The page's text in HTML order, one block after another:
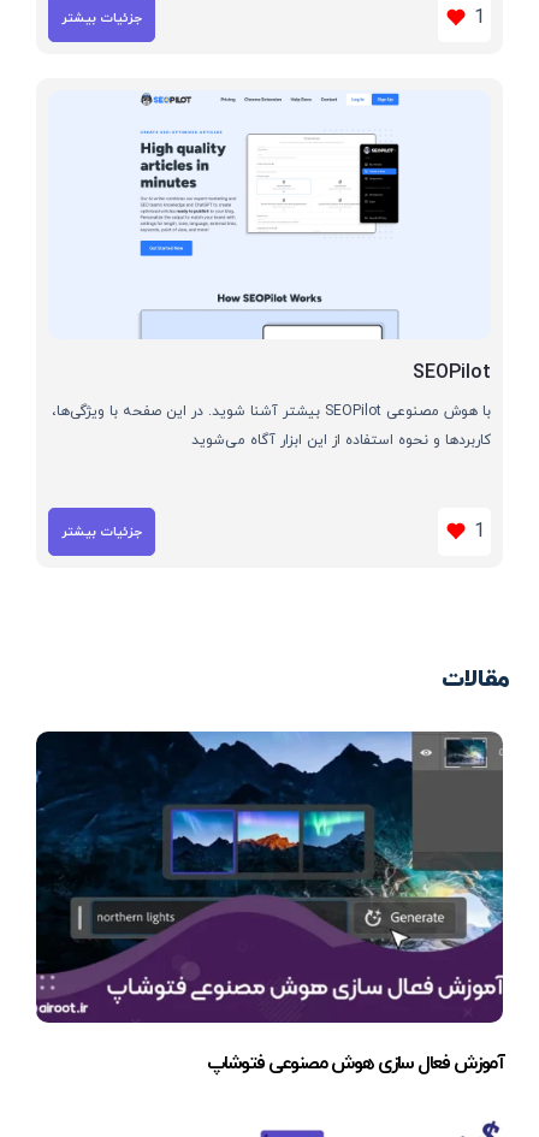
1 جزئیات بیشتر
SEOPilot
با هوش مصنوعی SEOPilot بیشتر آشنا شوید. در این صفحه با ویژگی‌ها،
کاربردها و نحوه استفاده از این ابزار آگاه می‌شوید
1 جزئیات بیشتر
مقالات
آموزش فعال سازی هوش مصنوعی فتوشاپ